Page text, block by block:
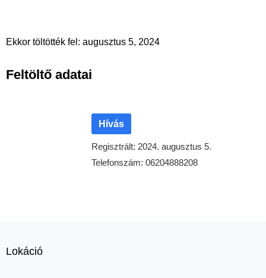
Ekkor töltötték fel: augusztus 5, 2024
Feltöltő adatai
Hívás
Regisztrált: 2024. augusztus 5.
Telefonszám: 06204888208
Lokáció